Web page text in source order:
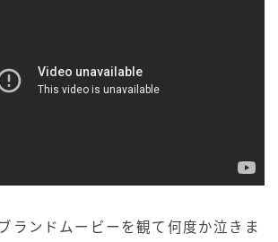
ランドムービーを観て何度か泣きま